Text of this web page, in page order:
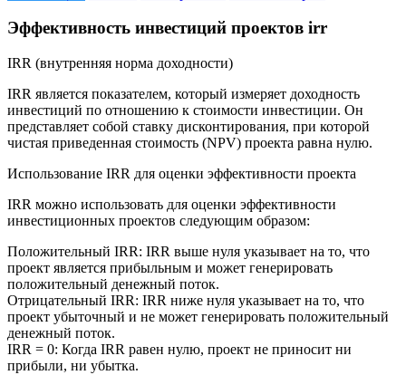
Эффективность инвестиций проектов irr
IRR (внутренняя норма доходности)
IRR является показателем, который измеряет доходность
инвестиций по отношению к стоимости инвестиции. Он
представляет собой ставку дисконтирования, при которой
чистая приведенная стоимость (NPV) проекта равна нулю.
Использование IRR для оценки эффективности проекта
IRR можно использовать для оценки эффективности
инвестиционных проектов следующим образом:
Положительный IRR: IRR выше нуля указывает на то, что
проект является прибыльным и может генерировать
положительный денежный поток.
Отрицательный IRR: IRR ниже нуля указывает на то, что
проект убыточный и не может генерировать положительный
денежный поток.
IRR = 0: Когда IRR равен нулю, проект не приносит ни
прибыли, ни убытка.